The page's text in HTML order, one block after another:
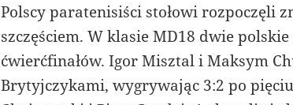
Polscy paratenisiści stołowi rozpoczęli
szczęściem. W klasie MD18 dwie
ćwierćfinałów. Igor Misztal i Maksym
Brytyjczykami, wygrywając 3:2 po